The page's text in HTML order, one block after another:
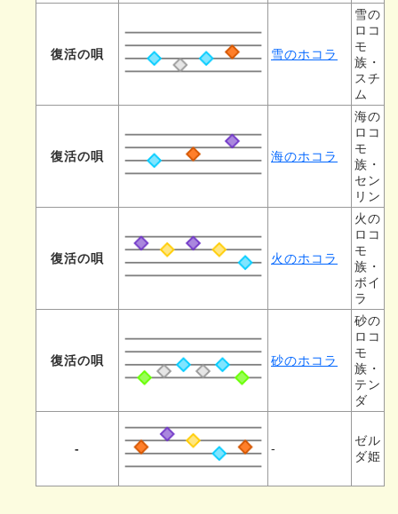
復活の唄 雪のホコラ
雪の
ロコ
モ
族・
スチ
ム
復活の唄 海のホコラ
海の
ロコ
モ
族・
セン
リン
復活の唄 火のホコラ
火の
ロコ
モ
族・
ボイ
ラ
復活の唄 砂のホコラ
砂の
ロコ
モ
族・
テン
ダ
- -
ゼル
ダ姫